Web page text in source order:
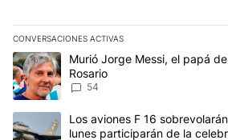
CONVERSACIONES ACTIVAS
Este listado muestra los artículos con
Un artículo de tendencia con el título
Murió Jorge Messi, el papá
Rosario
54
Un artículo de tendencia con el título
Los aviones F 16
lunes participarán de la